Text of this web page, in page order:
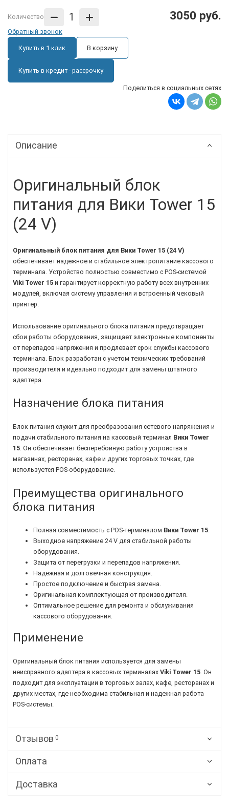
Количество 3050 руб.
Обратный звонок
Купить в 1 клик В корзину
Купить в кредит - рассрочку
Поделиться в социальных сетях
Описание
Оригинальный блок
питания для Вики Tower 15
(24 V)
Оригинальный блок питания для Вики Tower 15 (24 V)
обеспечивает надежное и стабильное электропитание кассового
терминала. Устройство полностью совместимо с POS-системой
Viki Tower 15 и гарантирует корректную работу всех внутренних
модулей, включая систему управления и встроенный чековый
принтер.
Использование оригинального блока питания предотвращает
сбои работы оборудования, защищает электронные компоненты
от перепадов напряжения и продлевает срок службы кассового
терминала. Блок разработан с учетом технических требований
производителя и идеально подходит для замены штатного
адаптера.
Назначение блока питания
Блок питания служит для преобразования сетевого напряжения и
подачи стабильного питания на кассовый терминал Вики Tower
15 . Он обеспечивает бесперебойную работу устройства в
магазинах, ресторанах, кафе и других торговых точках, где
используется POS-оборудование.
Преимущества оригинального
блока питания
Полная совместимость с POS-терминалом Вики Tower 15.
Выходное напряжение 24 V для стабильной работы
оборудования.
Защита от перегрузки и перепадов напряжения.
Надежная и долговечная конструкция.
Простое подключение и быстрая замена.
Оригинальная комплектующая от производителя.
Оптимальное решение для ремонта и обслуживания
кассового оборудования.
Применение
Оригинальный блок питания используется для замены
неисправного адаптера в кассовых терминалах Viki Tower 15 . Он
подходит для эксплуатации в торговых залах, кафе, ресторанах и
других местах, где необходима стабильная и надежная работа
POS-системы.
Отзывов 0
Оплата
Доставка